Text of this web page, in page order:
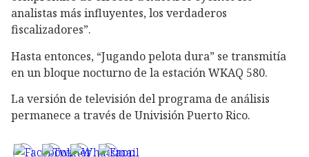
analistas más influyentes, los verdaderos
fiscalizadores”.
Hasta entonces, “Jugando pelota dura” se transmitía
en un bloque nocturno de la estación WKAQ 580.
La versión de televisión del programa de análisis
permanece a través de Univisión Puerto Rico.